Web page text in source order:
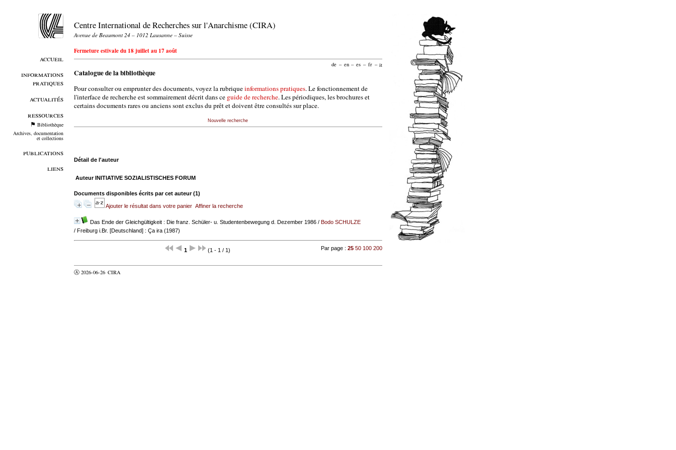
accueil
informations
pratiques
actualités
ressources
Bibliothèque
Archives, documentation
et collections
publications
liens
Centre International de Recherches sur l'Anarchisme (CIRA)
Avenue de Beaumont 24 – 1012 Lausanne – Suisse
Fermeture estivale du 18 juillet au 17 août
de – en – es – fr – it
Catalogue de la bibliothèque
Pour consulter ou emprunter des documents, voyez la rubriqueinformations pratiques. Le fonctionnement de
l'interface de recherche est sommairement décrit dans ce guide de recherche. Les périodiques, les brochures et
certains documents rares ou anciens sont exclus du prêt et doivent être consultés sur place.
Nouvelle recherche
Détail de l'auteur
Auteur INITIATIVE SOZIALISTISCHES FORUM
Documents disponibles écrits par cet auteur (1)
Ajouter le résultat dans votre panier Affiner la recherche
Das Ende der Gleichgültigkeit : Die franz. Schüler- u. Studentenbewegung d. Dezember 1986/ Bodo SCHULZE
/ Freiburg i.Br. [Deutschland] : Ça ira (1987)
1 (1 - 1 / 1) Par page :25 50 100 200
Ⓐ 2026-06-26 CIRA